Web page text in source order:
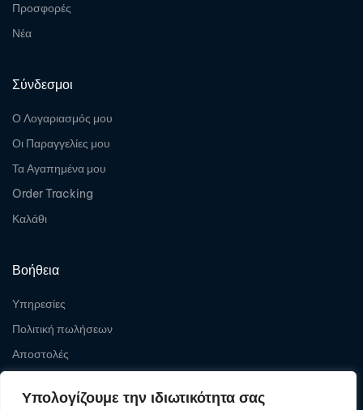
Υπολογίζουμε την ιδιωτικότητα σας
Προσφορές
Νέα
Σύνδεσμοι
Ο Λογαριασμός μου
Οι Παραγγελίες μου
Τα Αγαπημένα μου
Order Tracking
Καλάθι
Βοήθεια
Υπηρεσίες
Πολιτική πωλήσεων
Αποστολές